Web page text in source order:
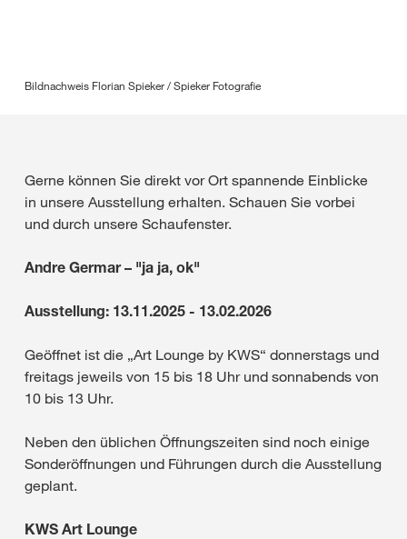
Bildnachweis Florian Spieker / Spieker Fotografie
Gerne können Sie direkt vor Ort spannende Einblicke
in unsere Ausstellung erhalten. Schauen Sie vorbei
und durch unsere Schaufenster.
Andre Germar – "ja ja, ok"
Ausstellung: 13.11.2025 - 13.02.2026
Geöffnet ist die „Art Lounge by KWS“ donnerstags und
freitags jeweils von 15 bis 18 Uhr und sonnabends von
10 bis 13 Uhr.
Neben den üblichen Öffnungszeiten sind noch einige
Sonderöffnungen und Führungen durch die Ausstellung
geplant.
KWS Art Lounge